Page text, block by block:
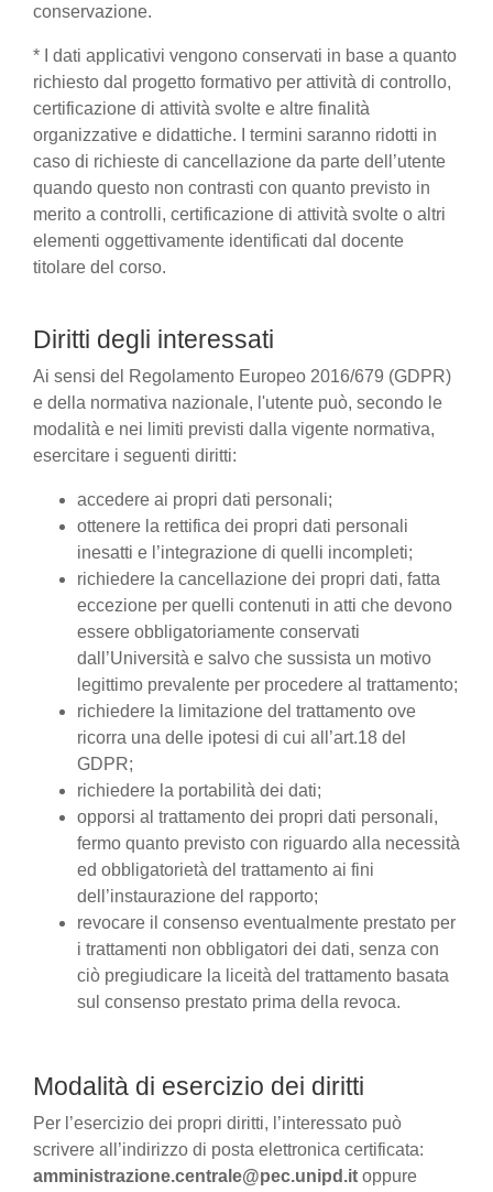
conservazione.
* I dati applicativi vengono conservati in base a quanto
richiesto dal progetto formativo per attività di controllo,
certificazione di attività svolte e altre finalità
organizzative e didattiche. I termini saranno ridotti in
caso di richieste di cancellazione da parte dell’utente
quando questo non contrasti con quanto previsto in
merito a controlli, certificazione di attività svolte o altri
elementi oggettivamente identificati dal docente
titolare del corso.
Diritti degli interessati
Ai sensi del Regolamento Europeo 2016/679 (GDPR)
e della normativa nazionale, l'utente può, secondo le
modalità e nei limiti previsti dalla vigente normativa,
esercitare i seguenti diritti:
accedere ai propri dati personali;
ottenere la rettifica dei propri dati personali
inesatti e l’integrazione di quelli incompleti;
richiedere la cancellazione dei propri dati, fatta
eccezione per quelli contenuti in atti che devono
essere obbligatoriamente conservati
dall’Università e salvo che sussista un motivo
legittimo prevalente per procedere al trattamento;
richiedere la limitazione del trattamento ove
ricorra una delle ipotesi di cui all’art.18 del
GDPR;
richiedere la portabilità dei dati;
opporsi al trattamento dei propri dati personali,
fermo quanto previsto con riguardo alla necessità
ed obbligatorietà del trattamento ai fini
dell’instaurazione del rapporto;
revocare il consenso eventualmente prestato per
i trattamenti non obbligatori dei dati, senza con
ciò pregiudicare la liceità del trattamento basata
sul consenso prestato prima della revoca.
Modalità di esercizio dei diritti
Per l’esercizio dei propri diritti, l’interessato può
scrivere all’indirizzo di posta elettronica certificata:
amministrazione.centrale@pec.unipd.it oppure